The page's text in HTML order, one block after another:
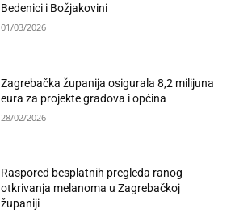
Bedenici i Božjakovini
01/03/2026
Zagrebačka županija osigurala 8,2 milijuna
eura za projekte gradova i općina
28/02/2026
Raspored besplatnih pregleda ranog
otkrivanja melanoma u Zagrebačkoj
županiji